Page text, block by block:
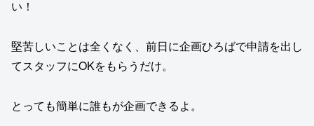
い！
堅苦しいことは全くなく、前日に企画ひろばで申請を出し
てスタッフにOKをもらうだけ。
とっても簡単に誰もが企画できるよ。